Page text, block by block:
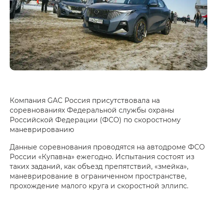
Компания GAC Россия присутствовала на
соревнованиях Федеральной службы охраны
Российской Федерации (ФСО) по скоростному
маневрированию
Данные соревнования проводятся на автодроме ФСО
России «Купавна» ежегодно. Испытания состоят из
таких заданий, как объезд препятствий, «змейка»,
маневрирование в ограниченном пространстве,
прохождение малого круга и скоростной эллипс.